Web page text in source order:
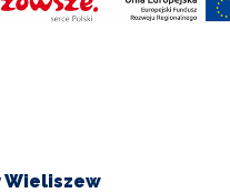
Wieliszew